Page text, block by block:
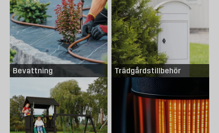
Bevattning Trädgårdstillbehör